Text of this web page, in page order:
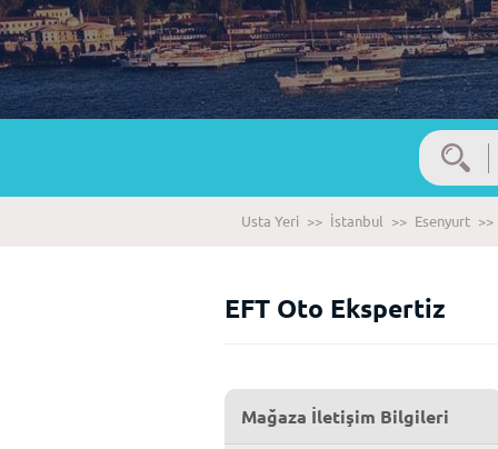
Usta Yeri >> İstanbul >> Esenyurt >>
EFT Oto Ekspertiz
Mağaza İletişim Bilgileri